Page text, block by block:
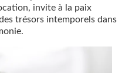
invite à la paix
trésors intemporels dans